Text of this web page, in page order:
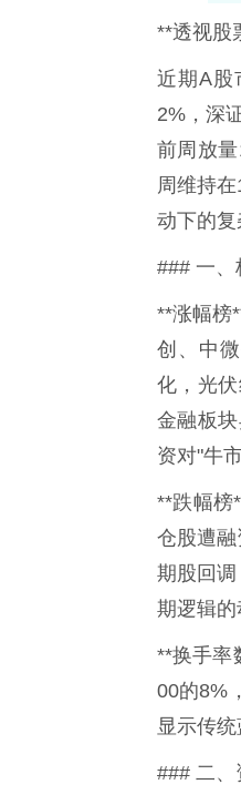
**透视股
近期A股
2%，深
前周放
周维持
动下的复
### 一、
**涨幅榜
创、中
化，光
金融板
资对"牛
**跌幅榜
仓股遭
期股回
期逻辑的
**换手率
00的8%
显示传统
### 二、